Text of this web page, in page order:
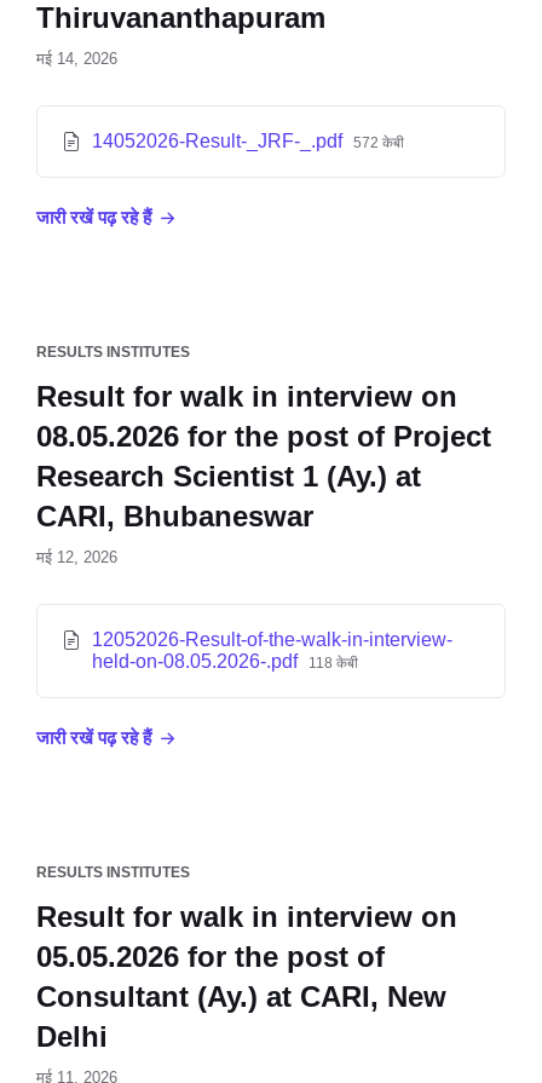
Thiruvananthapuram
मई 14, 2026
14052026-Result-_JRF-_.pdf 572 केबी
जारी रखें पढ़ रहे हैं
RESULTS INSTITUTES
Result for walk in interview on
08.05.2026 for the post of Project
Research Scientist 1 (Ay.) at
CARI, Bhubaneswar
मई 12, 2026
12052026-Result-of-the-walk-in-interview-
held-on-08.05.2026-.pdf
118 केबी
जारी रखें पढ़ रहे हैं
RESULTS INSTITUTES
Result for walk in interview on
05.05.2026 for the post of
Consultant (Ay.) at CARI, New
Delhi
मई 11, 2026